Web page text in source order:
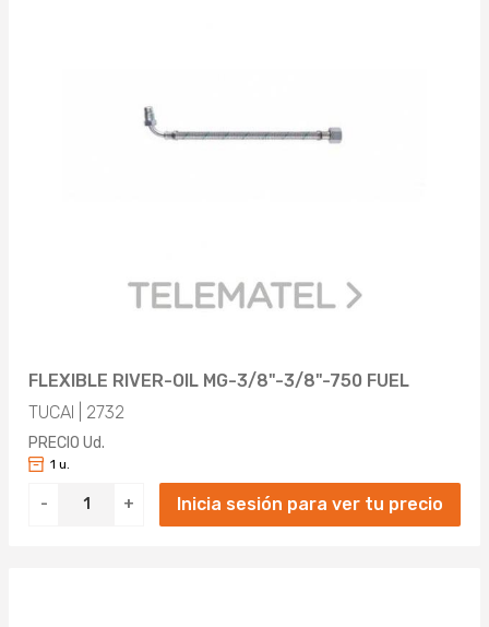
FLEXIBLE RIVER-OIL MG-3/8"-3/8"-750 FUEL
TUCAI | 2732
PRECIO Ud.
- +
1 u.
Inicia sesión para ver tu precio